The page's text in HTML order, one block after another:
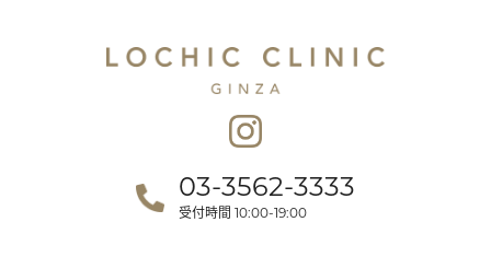
03-3562-3333
受付時間 10:00-19:00